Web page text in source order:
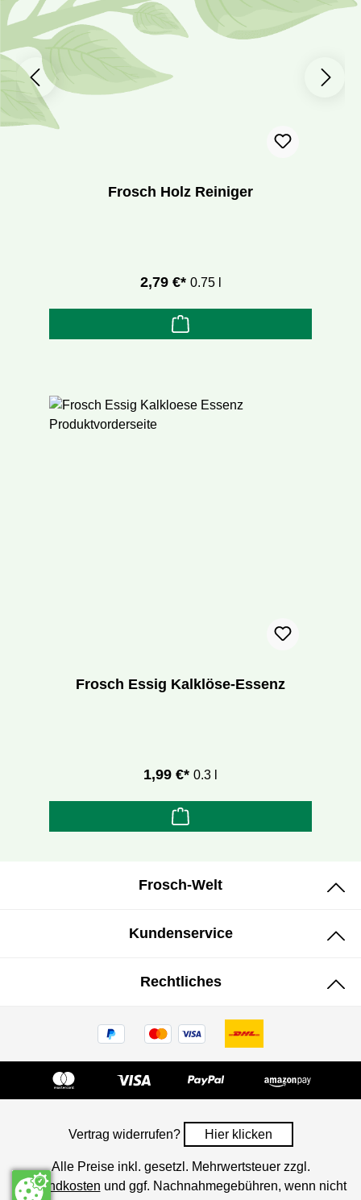
Frosch Holz Reiniger
2,79 €* 0.75 l
Frosch Essig Kalklöse-Essenz
1,99 €* 0.3 l
Frosch-Welt
Kundenservice
Rechtliches
Vertrag widerrufen? Hier klicken
ㅤㅤㅤㅤㅤ‎‎‎‎‎Alle Preise inkl. gesetzl. Mehrwertsteuer zzgl.
Versandkosten und ggf. Nachnahmegebühren, wenn nicht